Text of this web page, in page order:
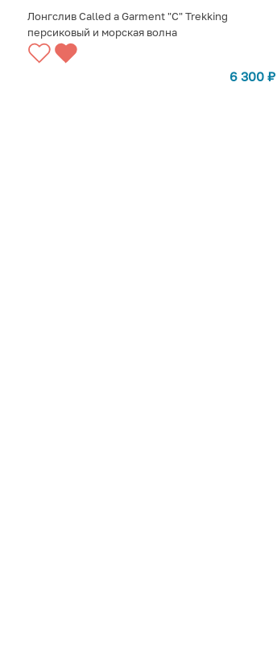
СООБЩИТЬ О ПОСТУПЛЕНИИ
Лонгслив Called a Garment "C" Trekking
персиковый и морская волна
6 300 ₽